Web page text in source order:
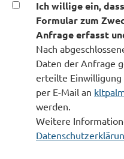
Ich willige ein,
Formular zum
Anfrage erfasst
Nach
Daten der Anfrage
erteilte
per E-Mail an
werden.
Weitere